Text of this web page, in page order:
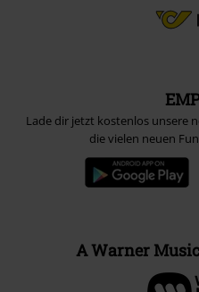
Lade dir jetzt kostenlos unsere
die vielen neuen
A Warner